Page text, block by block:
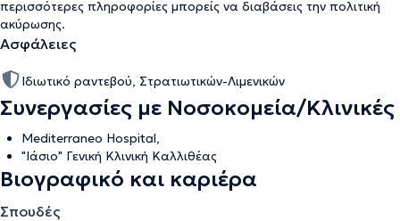
περισσότερες πληροφορίες μπορείς να διαβάσεις την πολιτική
ακύρωσης.
Ασφάλειες
Ιδιωτικό ραντεβού, Στρατιωτικών-Λιμενικών
Συνεργασίες με Νοσοκομεία/Κλινικές
Mediterraneo Hospital,
"Ιάσιο" Γενική Κλινική Καλλιθέας
Βιογραφικό και καριέρα
Σπουδές